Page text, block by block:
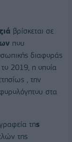
βρίσκεται σε
που
διαφοράς
2019, η οποία
, την
στα
της
της